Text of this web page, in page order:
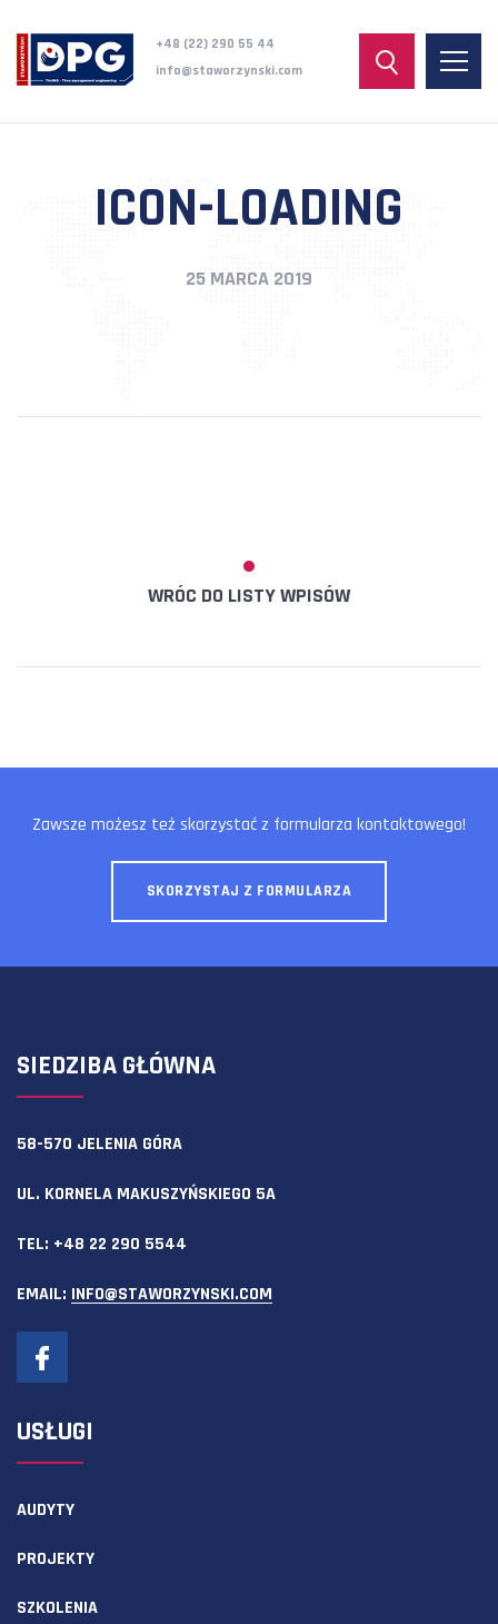
+48 (22) 290 55 44
info@staworzynski.com
ICON-LOADING
25 MARCA 2019
WRÓC DO LISTY WPISÓW
Zawsze możesz też skorzystać z formularza kontaktowego!
SKORZYSTAJ Z FORMULARZA
SIEDZIBA GŁÓWNA
58-570 JELENIA GÓRA
UL. KORNELA MAKUSZYŃSKIEGO 5A
TEL: +48 22 290 5544
EMAIL: INFO@STAWORZYNSKI.COM
USŁUGI
AUDYTY
PROJEKTY
SZKOLENIA